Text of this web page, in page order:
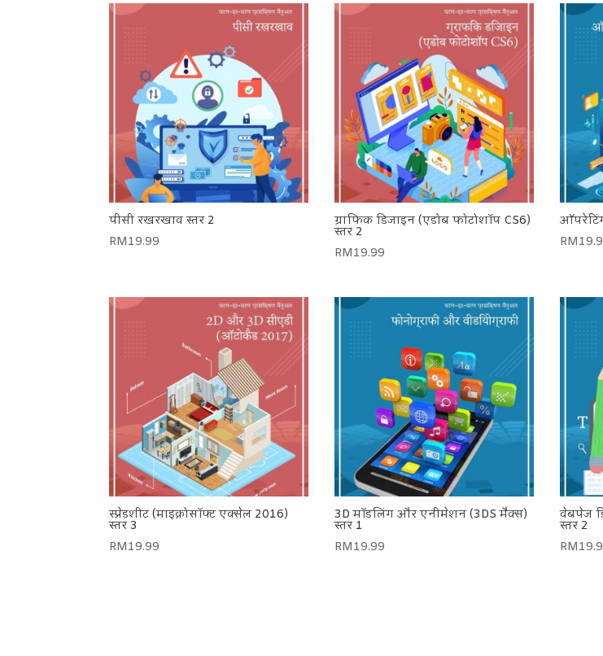
पीसी रखरखाव स्तर 2
RM19.99
ग्राफिक डिजाइन (एडोब फोटोशॉप CS6)
स्तर 2
RM19.99
RM
स्प्रेडशीट (माइक्रोसॉफ्ट एक्सेल 2016)
स्तर 3
RM19.99
3D मॉडलिंग और एनीमेशन (3DS मैक्स)
स्तर 1
RM19.99
वेबपेज
स्तर 2
RM